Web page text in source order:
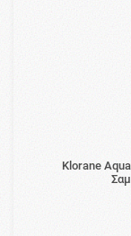
Klorane